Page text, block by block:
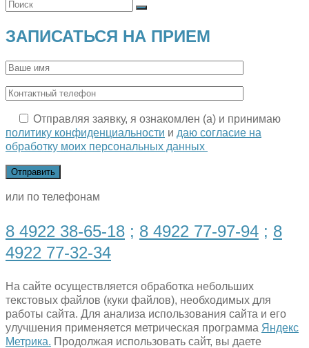
ЗАПИСАТЬСЯ НА ПРИЕМ
Отправляя заявку, я ознакомлен (а) и принимаю
политику конфиденциальности и даю согласие на
обработку моих персональных данных
или по телефонам
8 4922 38-65-18 ; 8 4922 77-97-94 ; 8
4922 77-32-34
На сайте осуществляется обработка небольших
текстовых файлов (куки файлов), необходимых для
работы сайта. Для анализа использования сайта и его
улучшения применяется метрическая программа Яндекс
Метрика. Продолжая использовать сайт, вы даете